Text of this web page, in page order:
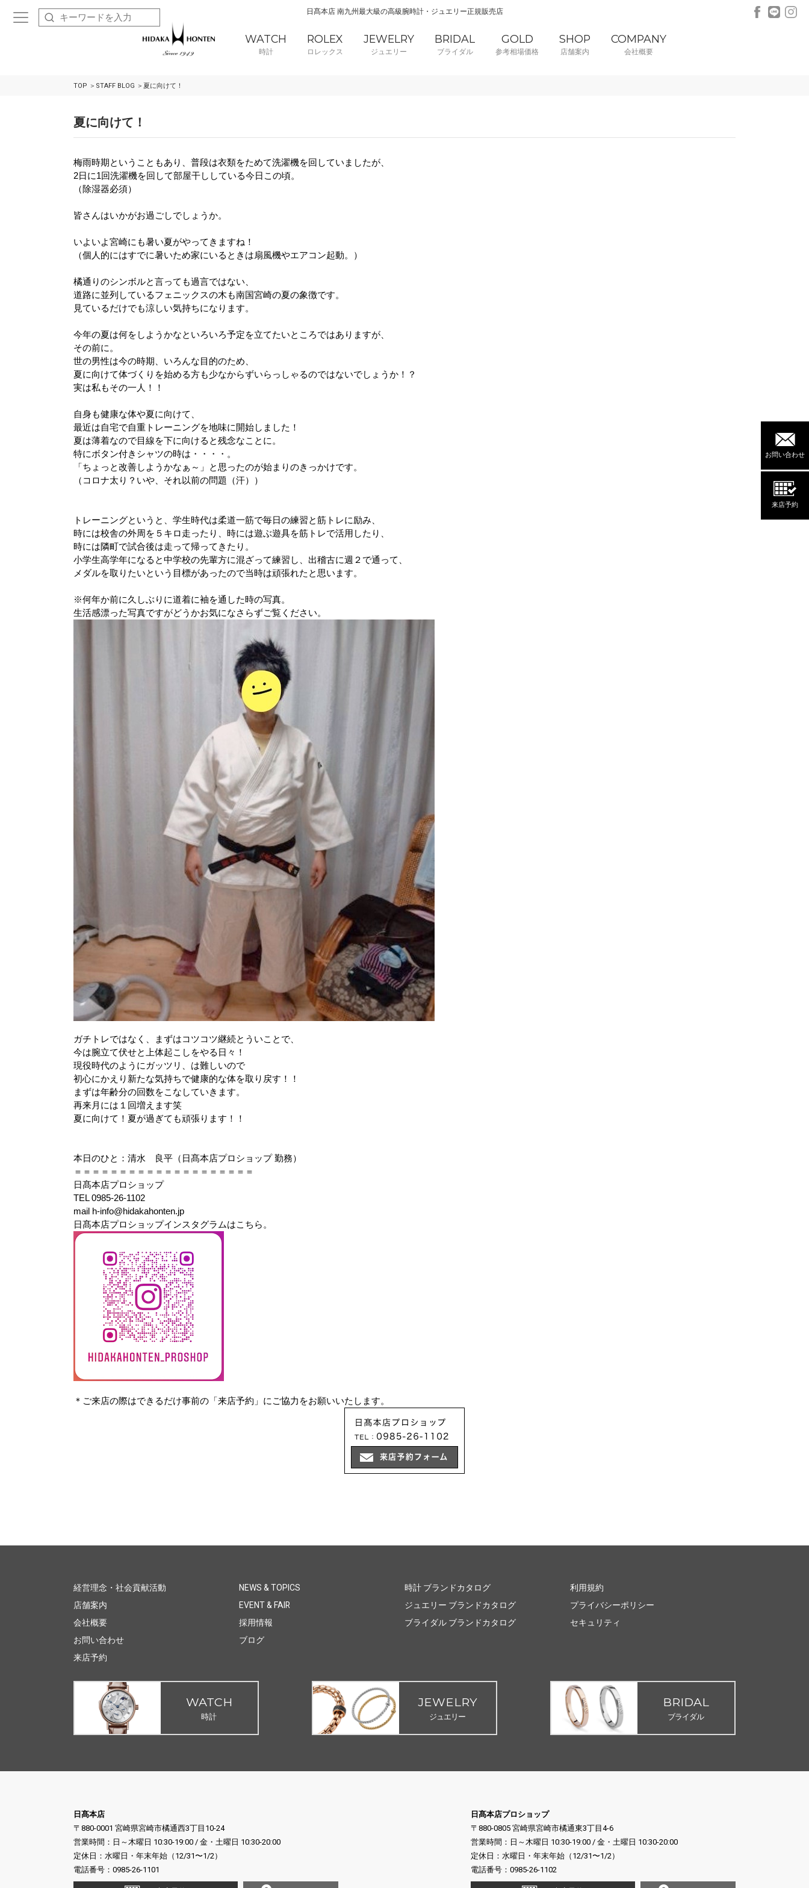
日髙本店 南九州最大級の高級腕時計・ジュエリー正規販売店
WATCH
時計
ROLEX
ロレックス
JEWELRY
ジュエリー
BRIDAL
ブライダル
GOLD
参考相場価格
SHOP
店舗案内
COMPANY
会社概要
お問い合わせ
来店予約
TOP STAFF BLOG 夏に向けて！
夏に向けて！
梅雨時期ということもあり、普段は衣類をためて洗濯機を回していましたが、
2日に1回洗濯機を回して部屋干ししている今日この頃。
（除湿器必須）
皆さんはいかがお過ごしでしょうか。
いよいよ宮崎にも暑い夏がやってきますね！
（個人的にはすでに暑いため家にいるときは扇風機やエアコン起動。）
橘通りのシンボルと言っても過言ではない、
道路に並列しているフェニックスの木も南国宮崎の夏の象徴です。
見ているだけでも涼しい気持ちになります。
今年の夏は何をしようかなといろいろ予定を立てたいところではありますが、
その前に。
世の男性は今の時期、いろんな目的のため、
夏に向けて体づくりを始める方も少なからずいらっしゃるのではないでしょうか！？
実は私もその一人！！
自身も健康な体や夏に向けて、
最近は自宅で自重トレーニングを地味に開始しました！
夏は薄着なので目線を下に向けると残念なことに。
特にボタン付きシャツの時は・・・・。
「ちょっと改善しようかなぁ～」と思ったのが始まりのきっかけです。
（コロナ太り？いや、それ以前の問題（汗））
トレーニングというと、学生時代は柔道一筋で毎日の練習と筋トレに励み、
時には校舎の外周を５キロ走ったり、時には遊ぶ遊具を筋トレで活用したり、
時には隣町で試合後は走って帰ってきたり。
小学生高学年になると中学校の先輩方に混ざって練習し、出稽古に週２で通って、
メダルを取りたいという目標があったので当時は頑張れたと思います。
※何年か前に久しぶりに道着に袖を通した時の写真。
生活感漂った写真ですがどうかお気になさらずご覧ください。
ガチトレではなく、まずはコツコツ継続とういことで、
今は腕立て伏せと上体起こしをやる日々！
現役時代のようにガッツリ、は難しいので
初心にかえり新たな気持ちで健康的な体を取り戻す！！
まずは年齢分の回数をこなしていきます。
再来月には１回増えます笑
夏に向けて！夏が過ぎても頑張ります！！
本日のひと：清水 良平（日髙本店プロショップ 勤務）
＝＝＝＝＝＝＝＝＝＝＝＝＝＝＝＝＝＝＝＝
日髙本店プロショップ
TEL 0985-26-1102
mail h-info@hidakahonten.jp
日髙本店プロショップインスタグラムはこちら。
＊ご来店の際はできるだけ事前の「来店予約」にご協力をお願いいたします。
経営理念・社会貢献活動
店舗案内
会社概要
お問い合わせ
来店予約
NEWS & TOPICS
EVENT & FAIR
採用情報
ブログ
時計 ブランドカタログ
ジュエリー ブランドカタログ
ブライダル ブランドカタログ
利用規約
プライバシーポリシー
セキュリティ
WATCH
時計
JEWELRY
ジュエリー
BRIDAL
ブライダル
日髙本店
〒880-0001 宮崎県宮崎市橘通西3丁目10-24
営業時間：日～木曜日 10:30-19:00 / 金・土曜日 10:30-20:00
定休日：水曜日・年末年始（12/31〜1/2）
電話番号： 0985-26-1101
日髙本店プロショップ
〒880-0805 宮崎県宮崎市橘通東3丁目4-6
営業時間：日～木曜日 10:30-19:00 / 金・土曜日 10:30-20:00
定休日：水曜日・年末年始（12/31〜1/2）
電話番号： 0985-26-1102